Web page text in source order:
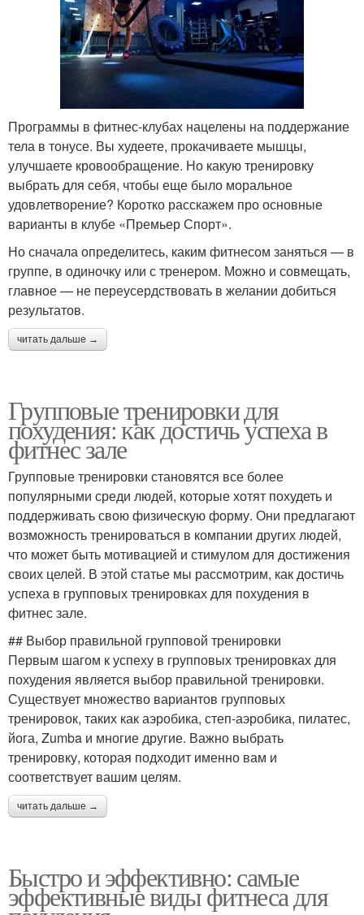
Тело при тренировках Силовая тренировка
Ежедневные
тренировки
Тренировка в домашних
условиях
Тренировки для мужчин
тренировки
Тренировки на месяц Условия для похудения
10-минутная тренировка
Тренировка для
плоского живота
Диета для похудения Силовые тренировки
Тренировки для людей Тренировки до и
Неправильные
тренировки
тренировка
Программы в фитнес-клубах нацелены на поддержание
тела в тонусе. Вы худеете, прокачиваете мышцы,
улучшаете кровообращение. Но какую тренировку
выбрать для себя, чтобы еще было моральное
удовлетворение? Коротко расскажем про основные
варианты в клубе «Премьер Спорт».
Но сначала определитесь, каким фитнесом заняться — в
группе, в одиночку или с тренером. Можно и совмещать,
главное — не переусердствовать в желании добиться
результатов.
читать дальше →
Групповые тренировки для
похудения: как достичь успеха в
фитнес зале
Групповые тренировки становятся все более
популярными среди людей, которые хотят похудеть и
поддерживать свою физическую форму. Они предлагают
возможность тренироваться в компании других людей,
что может быть мотивацией и стимулом для достижения
своих целей. В этой статье мы рассмотрим, как достичь
успеха в групповых тренировках для похудения в
фитнес зале.
## Выбор правильной групповой тренировки
Первым шагом к успеху в групповых тренировках для
похудения является выбор правильной тренировки.
Существует множество вариантов групповых
тренировок, таких как аэробика, степ-аэробика, пилатес,
йога, Zumba и многие другие. Важно выбрать
тренировку, которая подходит именно вам и
соответствует вашим целям.
читать дальше →
Быстро и эффективно: самые
эффективные виды фитнеса для